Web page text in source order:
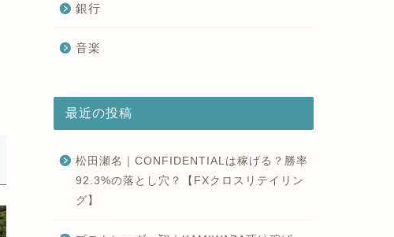
銀行
音楽
最近の投稿
松田瀬名｜CONFIDENTIALは稼げる？勝率
92.3%の落とし穴？【FXクロスリテイリン
グ】